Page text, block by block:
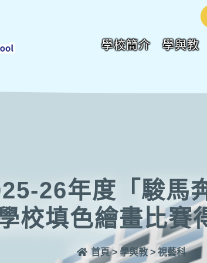
學校簡介 學與教
26年度「駿馬
校填色繪畫比賽
首頁 > 學與教 > 視藝科